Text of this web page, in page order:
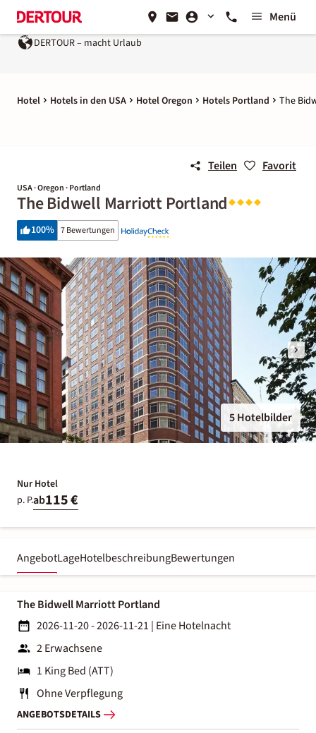
Menü
DERTOUR – macht Urlaub
Hotel Hotels in den USA Hotel Oregon Hotels Portland The
Teilen Favorit
USA · Oregon · Portland
The Bidwell Marriott Portland
100% 7 Bewertungen
5 Hotelbilder
Nur Hotel
p. P.ab115 €
AngebotLageHotelbeschreibungBewertungen
The Bidwell Marriott Portland
2026-11-20 - 2026-11-21 | Eine Hotelnacht
2 Erwachsene
1 King Bed (ATT)
Ohne Verpflegung
ANGEBOTSDETAILS